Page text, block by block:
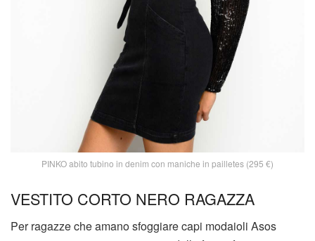
PINKO abito tubino in denim con maniche in pailletes (295 €)
VESTITO CORTO NERO RAGAZZA
Per ragazze che amano sfoggiare capi modaioli Asos